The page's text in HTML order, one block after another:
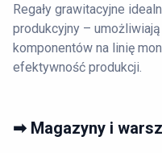
Regały grawitacyjne
produkcyjny –
komponentów na linię
efektywność produkcji.
➡ Magazyny i